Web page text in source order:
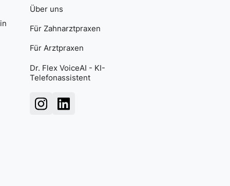
Über uns
Für Zahnarztpraxen
Für Arztpraxen
Dr. Flex VoiceAI - KI-
Telefonassistent